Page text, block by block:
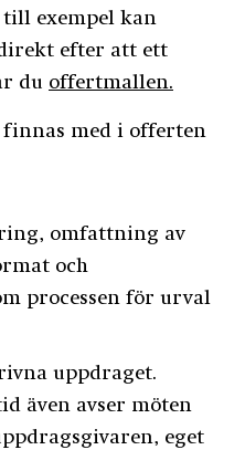
till exempel kan
efter att ett
du offertmallen.
med i offerten
omfattning av
och
processen för urval
uppdraget.
även avser möten
eget